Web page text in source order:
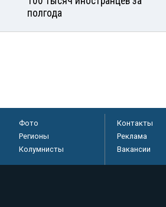
полгода
Фото
Регионы
Колумнисты
Контакты
Реклама
Вакансии